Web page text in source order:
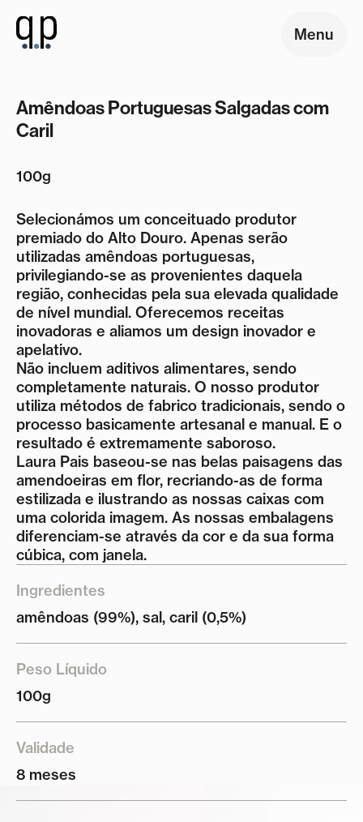
Menu
Amêndoas Portuguesas Salgadas com
Caril
100g
Selecionámos um conceituado produtor
premiado do Alto Douro. Apenas serão
utilizadas amêndoas portuguesas,
privilegiando-se as provenientes daquela
região, conhecidas pela sua elevada qualidade
de nível mundial. Oferecemos receitas
inovadoras e aliamos um design inovador e
apelativo.
Não incluem aditivos alimentares, sendo
completamente naturais. O nosso produtor
utiliza métodos de fabrico tradicionais, sendo o
processo basicamente artesanal e manual. E o
resultado é extremamente saboroso.
Laura Pais baseou-se nas belas paisagens das
amendoeiras em flor, recriando-as de forma
estilizada e ilustrando as nossas caixas com
uma colorida imagem. As nossas embalagens
diferenciam-se através da cor e da sua forma
cúbica, com janela.
Ingredientes
amêndoas (99%), sal, caril (0,5%)
Peso Líquido
100g
Validade
8 meses